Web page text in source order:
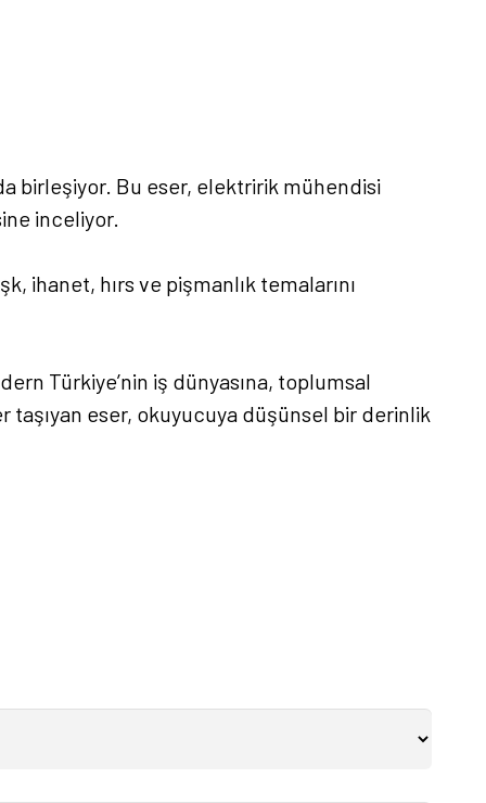
birleşiyor. Bu eser, elektririk mühendisi
inceliyor.
ihanet, hırs ve pişmanlık temalarını
Türkiye’nin iş dünyasına, toplumsal
eser, okuyucuya düşünsel bir derinlik